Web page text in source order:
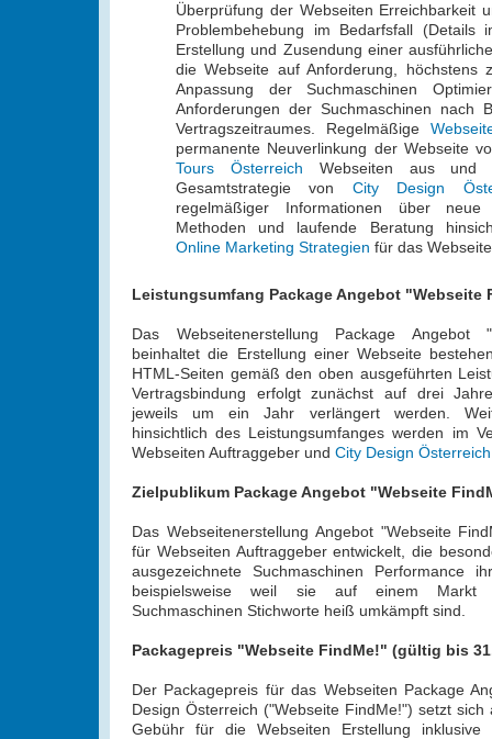
Überprüfung der Webseiten Erreichbarkeit
Problembehebung im Bedarfsfall (Details
Erstellung und Zusendung einer
die Webseite auf Anforderung, höchstens
Anpassung der Suchmaschinen
Anforderungen der Suchmaschinen nach
Vertragszeitraumes. Regelmäßige
permanente Neuverlinkung der Webseite
Tours Österreich Webseiten aus und
Gesamtstrategie von City Design
regelmäßiger Informationen über neue
Methoden und laufende Beratung
Online Marketing Strategien für das
Leistungsumfang Package Angebot "Webseite
Das Webseitenerstellung Package Angebot
beinhaltet die Erstellung einer Webseite
HTML-Seiten gemäß den oben ausgeführten
Vertragsbindung erfolgt zunächst auf drei
jeweils um ein Jahr verlängert werden.
hinsichtlich des Leistungsumfanges werden im
Webseiten Auftraggeber und City Design Österreich
Zielpublikum Package Angebot "Webseite
Das Webseitenerstellung Angebot "Webseite
für Webseiten Auftraggeber entwickelt, die
ausgezeichnete Suchmaschinen Performance
beispielsweise weil sie auf einem Markt
Suchmaschinen Stichworte heiß umkämpft sind.
Packagepreis "Webseite FindMe!" (gültig bis
Der Packagepreis für das Webseiten Package
Design Österreich ("Webseite FindMe!") setzt sich
Gebühr für die Webseiten Erstellung inklusive